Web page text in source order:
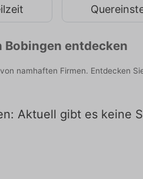
entdecken
namhaften Firmen. Entdecken
Aktuell gibt es keine